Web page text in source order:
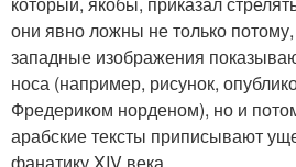
они явно ложны не только
западные изображения
носа (например, рисунок,
Фредериком норденом), но и
арабские тексты приписывают
фанатику XIV века.